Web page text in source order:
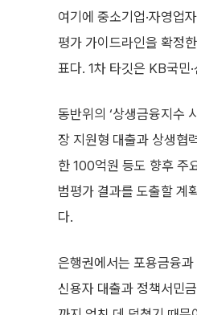
여기에 중소기업·자영업
평가 가이드라인을 확정
표다. 1차 타깃은 KB국민
동반위의 ‘상생금융지수
장 지원형 대출과 상생협
한 100억원 등도 향후 주
범평가 결과를 도출할 계
다.
은행권에서는 포용금융
신용자 대출과 정책서민